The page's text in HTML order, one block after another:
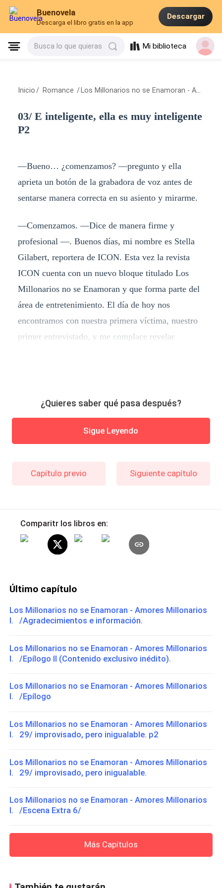
Buenovela
Descarga el libro gratis en la app
Descargar
Busca lo que quieras Mi biblioteca
Inicio / Romance / Los Millonarios no se Enamoran - Amores Millonarios I.
03/ E inteligente, ella es muy inteligente
P2
—Bueno… ¿comenzamos? —pregunto y ella
aprieta un botón de la grabadora de voz antes de
sentarse manera correcta en su asiento y mirarme.
—Comenzamos. —Dice de manera firme y
profesional —. Buenos días, mi nombre es Stella
Gilabert, reportera de ICON. Esta vez la revista
ICON cuenta con un nuevo bloque titulado Los
Millonarios no se Enamoran y que forma parte del
área de entretenimiento. El día de hoy nos
encontramos con nuestra primera víctima, nuestro
primer entrevistado, y me complace revelar
¿Quieres saber qué pasa después?
Sigue Leyendo
Capítulo previo Siguiente capítulo
Comparitr los libros en:
Último capítulo
Los Millonarios no se Enamoran - Amores Millonarios
I. /Agradecimientos e información.
Los Millonarios no se Enamoran - Amores Millonarios
I. /Epílogo II (Contenido exclusivo inédito).
Los Millonarios no se Enamoran - Amores Millonarios
I. /Epílogo
Los Millonarios no se Enamoran - Amores Millonarios
I. 29/ improvisado, pero inigualable. p2
Los Millonarios no se Enamoran - Amores Millonarios
I. 29/ improvisado, pero inigualable.
Los Millonarios no se Enamoran - Amores Millonarios
I. /Escena Extra 6/
Más Capítulos